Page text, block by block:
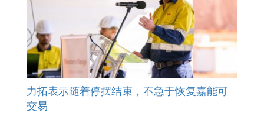
力拓表示随着停摆结束，不急于恢复嘉能可
交易